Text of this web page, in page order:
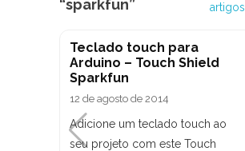
“sparkfun”
artigos
Teclado touch para
Arduino – Touch Shield
Sparkfun
12 de agosto de 2014
Adicione um teclado touch ao
seu projeto com este Touch